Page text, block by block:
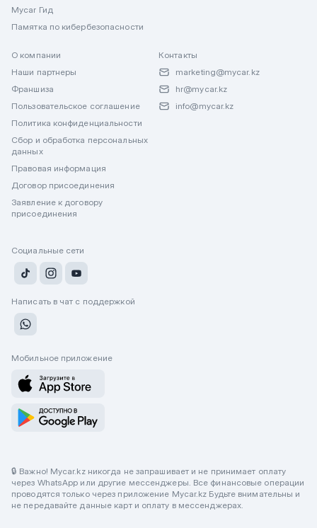
Mycar Гид
Памятка по кибербезопасности
О компании
Наши партнеры
Франшиза
Пользовательское соглашение
Политика конфиденциальности
Сбор и обработка персональных
данных
Правовая информация
Договор присоединения
Заявление к договору
присоединения
Контакты
marketing@mycar.kz
hr@mycar.kz
info@mycar.kz
Социальные сети
Написать в чат с поддержкой
Мобильное приложение
🔒 Важно! Mycar.kz никогда не запрашивает и не принимает оплату
через WhatsApp или другие мессенджеры. Все финансовые операции
проводятся только через приложение Mycar.kz Будьте внимательны и
не передавайте данные карт и оплату в мессенджерах.